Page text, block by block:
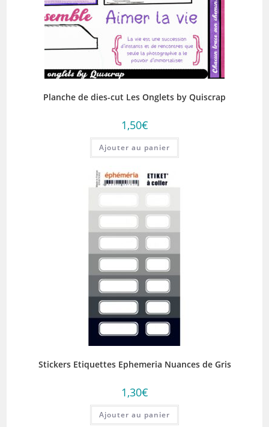
Planche de dies-cut Les Onglets by Quiscrap
1,50€
Ajouter au panier
Stickers Etiquettes Ephemeria Nuances de Gris
1,30€
Ajouter au panier